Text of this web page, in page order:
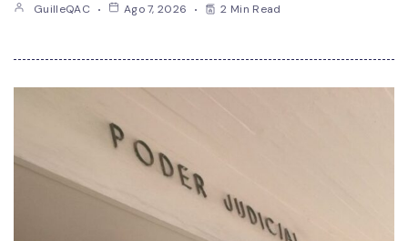
GuilleQAC Ago 7, 2026 2 Min Read